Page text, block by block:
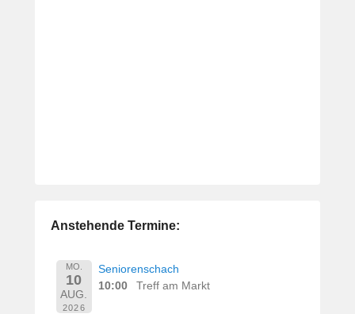
Anstehende Termine:
MO.
10
AUG.
2026
Seniorenschach
10:00
Treff am Markt